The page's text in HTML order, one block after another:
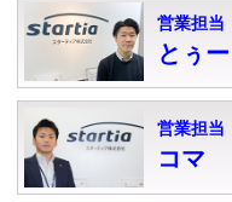
営業担当
とぅー
営業担当
コマ